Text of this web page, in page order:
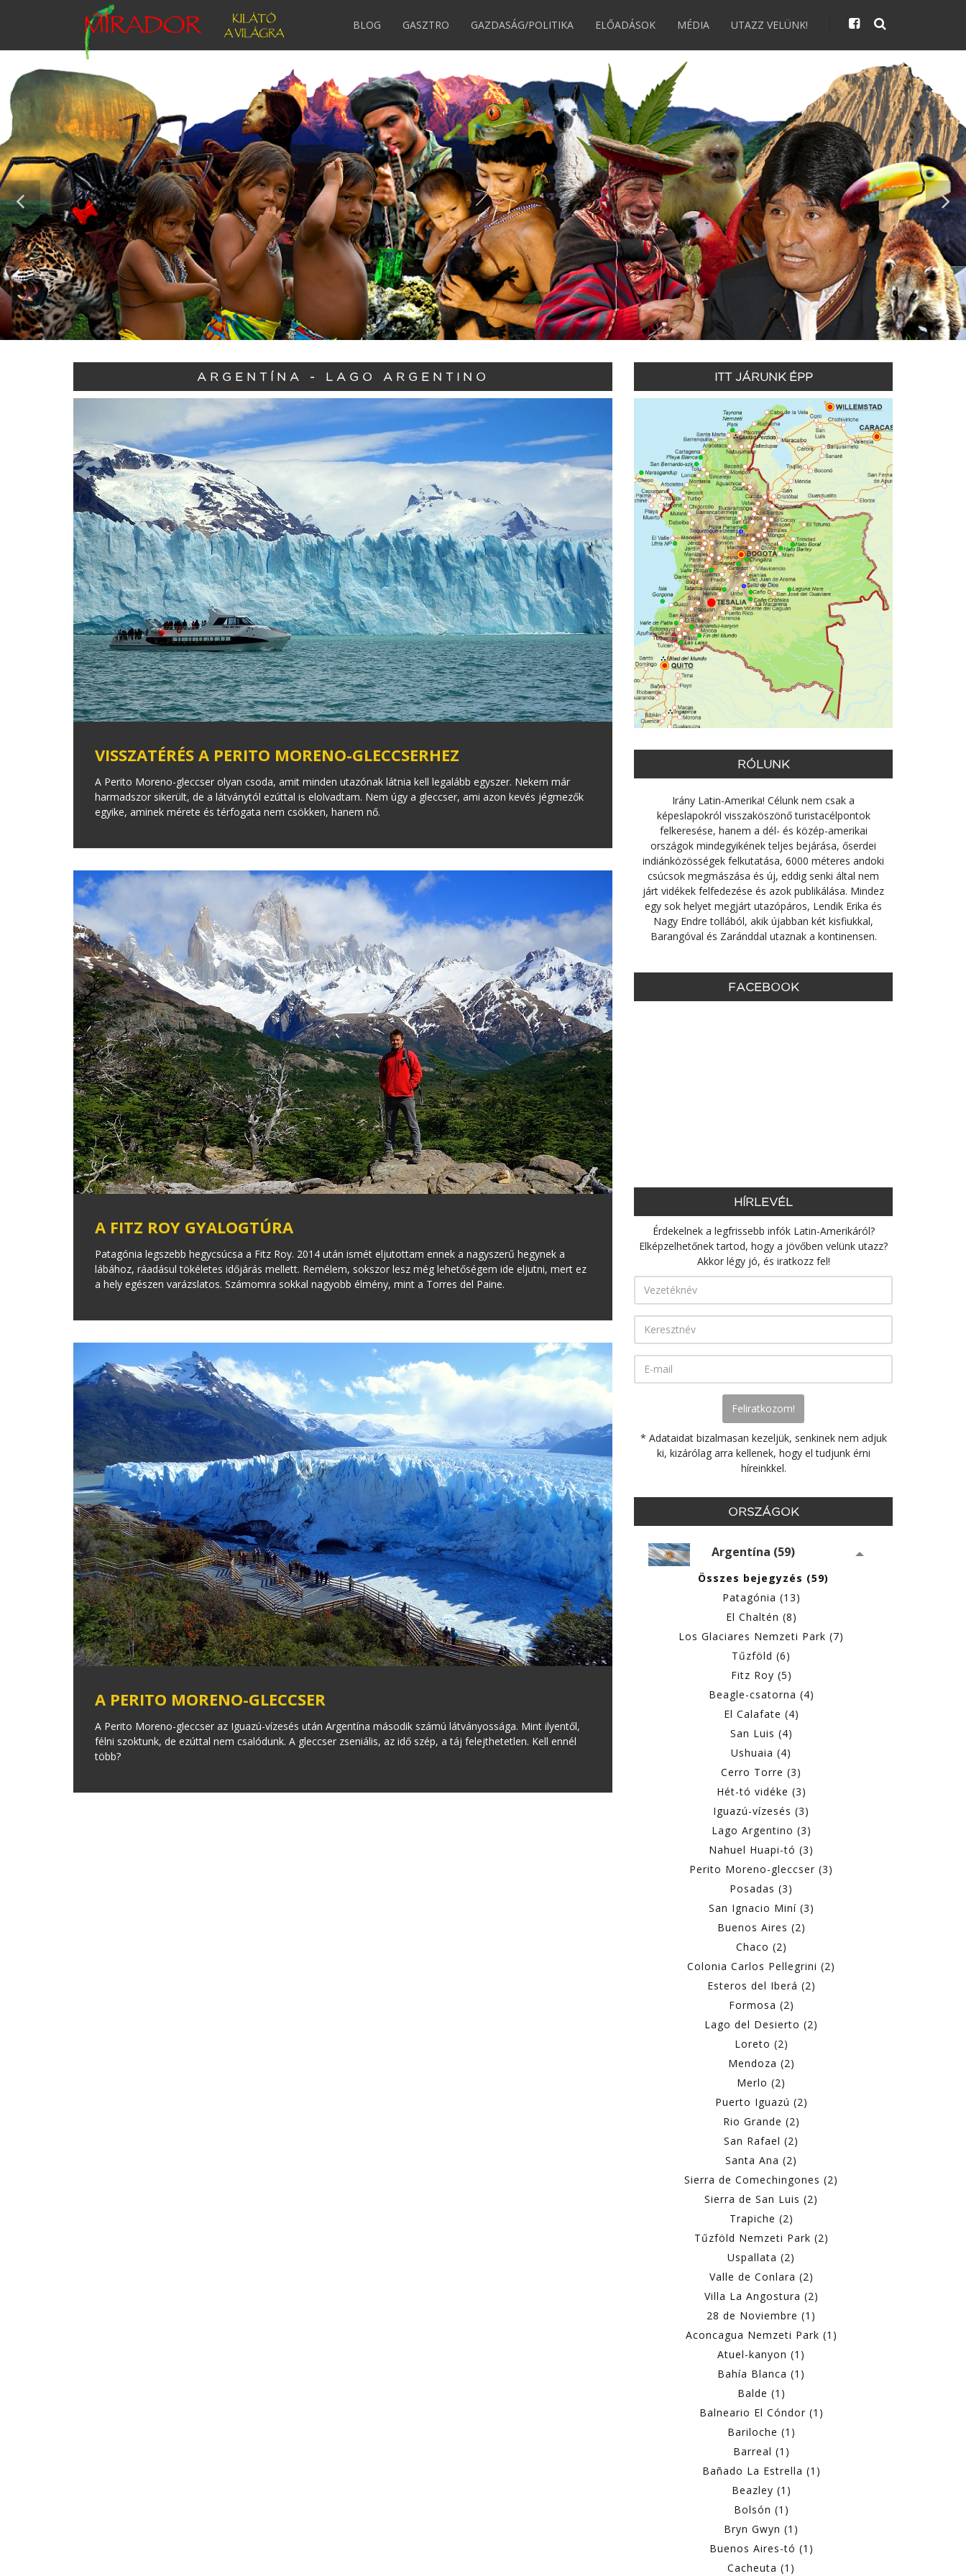
BLOG GASZTRO GAZDASÁG/POLITIKA ELŐADÁSOK MÉDIA UTAZZ VELÜNK!
ARGENTÍNA - LAGO ARGENTINO
VISSZATÉRÉS A PERITO MORENO-GLECCSERHEZ
A Perito Moreno-gleccser olyan csoda, amit minden utazónak látnia kell legalább egyszer. Nekem már
harmadszor sikerült, de a látványtól ezúttal is elolvadtam. Nem úgy a gleccser, ami azon kevés jégmezők
egyike, aminek mérete és térfogata nem csökken, hanem nő.
A FITZ ROY GYALOGTÚRA
Patagónia legszebb hegycsúcsa a Fitz Roy. 2014 után ismét eljutottam ennek a nagyszerű hegynek a
lábához, ráadásul tökéletes időjárás mellett. Remélem, sokszor lesz még lehetőségem ide eljutni, mert ez
a hely egészen varázslatos. Számomra sokkal nagyobb élmény, mint a Torres del Paine.
A PERITO MORENO-GLECCSER
A Perito Moreno-gleccser az Iguazú-vízesés után Argentína második számú látványossága. Mint ilyentől,
félni szoktunk, de ezúttal nem csalódunk. A gleccser zseniális, az idő szép, a táj felejthetetlen. Kell ennél
több?
ITT JÁRUNK ÉPP
RÓLUNK
Irány Latin-Amerika! Célunk nem csak a
képeslapokról visszaköszönő turistacélpontok
felkeresése, hanem a dél- és közép-amerikai
országok mindegyikének teljes bejárása, őserdei
indiánközösségek felkutatása, 6000 méteres andoki
csúcsok megmászása és új, eddig senki által nem
járt vidékek felfedezése és azok publikálása. Mindez
egy sok helyet megjárt utazópáros, Lendik Erika és
Nagy Endre tollából, akik újabban két kisfiukkal,
Barangóval és Zaránddal utaznak a kontinensen.
FACEBOOK
HÍRLEVÉL
Érdekelnek a legfrissebb infók Latin-Amerikáról?
Elképzelhetőnek tartod, hogy a jövőben velünk utazz?
Akkor légy jó, és iratkozz fel!
* Adataidat bizalmasan kezeljük, senkinek nem adjuk
ki, kizárólag arra kellenek, hogy el tudjunk érni
híreinkkel.
ORSZÁGOK
Argentína (59)
Összes bejegyzés (59)
Patagónia (13)
El Chaltén (8)
Los Glaciares Nemzeti Park (7)
Tűzföld (6)
Fitz Roy (5)
Beagle-csatorna (4)
El Calafate (4)
San Luis (4)
Ushuaia (4)
Cerro Torre (3)
Hét-tó vidéke (3)
Iguazú-vízesés (3)
Lago Argentino (3)
Nahuel Huapi-tó (3)
Perito Moreno-gleccser (3)
Posadas (3)
San Ignacio Miní (3)
Buenos Aires (2)
Chaco (2)
Colonia Carlos Pellegrini (2)
Esteros del Iberá (2)
Formosa (2)
Lago del Desierto (2)
Loreto (2)
Mendoza (2)
Merlo (2)
Puerto Iguazú (2)
Rio Grande (2)
San Rafael (2)
Santa Ana (2)
Sierra de Comechingones (2)
Sierra de San Luis (2)
Trapiche (2)
Tűzföld Nemzeti Park (2)
Uspallata (2)
Valle de Conlara (2)
Villa La Angostura (2)
28 de Noviembre (1)
Aconcagua Nemzeti Park (1)
Atuel-kanyon (1)
Bahía Blanca (1)
Balde (1)
Balneario El Cóndor (1)
Bariloche (1)
Barreal (1)
Bañado La Estrella (1)
Beazley (1)
Bolsón (1)
Bryn Gwyn (1)
Buenos Aires-tó (1)
Cacheuta (1)